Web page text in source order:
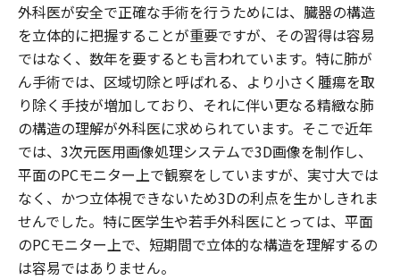
外科医が安全で正確な手術を行うためには、臓器の構造
を立体的に把握することが重要ですが、その習得は容易
ではなく、数年を要するとも言われています。特に肺が
ん手術では、区域切除と呼ばれる、より小さく腫瘍を取
り除く手技が増加しており、それに伴い更なる精緻な肺
の構造の理解が外科医に求められています。そこで近年
では、3次元医用画像処理システムで3D画像を制作し、
平面のPCモニター上で観察をしていますが、実寸大では
なく、かつ立体視できないため3Dの利点を生かしきれま
せんでした。特に医学生や若手外科医にとっては、平面
のPCモニター上で、短期間で立体的な構造を理解するの
は容易ではありません。